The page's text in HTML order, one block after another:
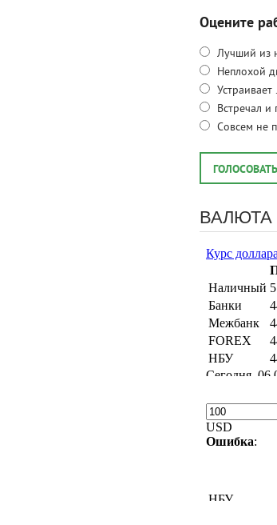
Оцените
Лучший из
Неплохой
Встречал и
Совсем не
ГОЛОСОВАТЬ
ВАЛЮТА